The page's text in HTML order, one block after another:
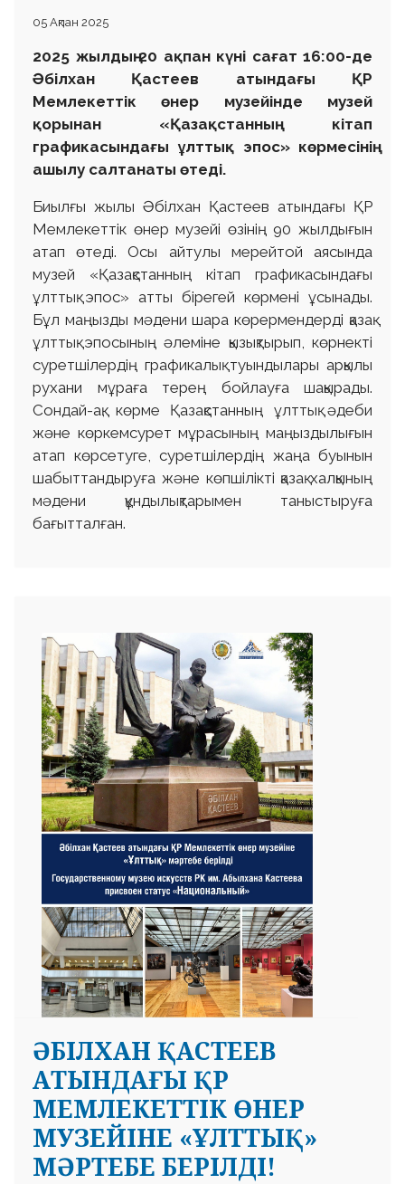
05 Ақпан 2025
2025 жылдың 20 ақпан күні сағат 16:00-де
Әбілхан Қастеев атындағы ҚР
Мемлекеттік өнер музейінде музей
қорынан «Қазақстанның кітап
графикасындағы ұлттық эпос» көрмесінің
ашылу салтанаты өтеді.
Биылғы жылы Әбілхан Қастеев атындағы ҚР
Мемлекеттік өнер музейі өзінің 90 жылдығын
атап өтеді. Осы айтулы мерейтой аясында
музей «Қазақстанның кітап графикасындағы
ұлттық эпос» атты бірегей көрмені ұсынады.
Бұл маңызды мәдени шара көрермендерді қазақ
ұлттық эпосының әлеміне қызықтырып, көрнекті
суретшілердің графикалық туындылары арқылы
рухани мұраға терең бойлауға шақырады.
Сондай-ақ, көрме Қазақстанның ұлттық әдеби
және көркемсурет мұрасының маңыздылығын
атап көрсетуге, суретшілердің жаңа буынын
шабыттандыруға және көпшілікті қазақ халқының
мәдени құндылықтарымен таныстыруға
бағытталған.
ӘБІЛХАН ҚАСТЕЕВ
АТЫНДАҒЫ ҚР
МЕМЛЕКЕТТІК ӨНЕР
МУЗЕЙІНЕ «ҰЛТТЫҚ»
МӘРТЕБЕ БЕРІЛДІ!